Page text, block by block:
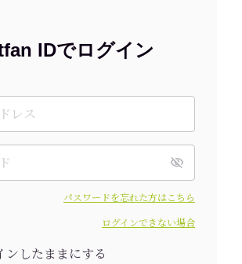
IDでログイン
パスワードを忘れた方はこちら
ログインできない場合
ンしたままにする